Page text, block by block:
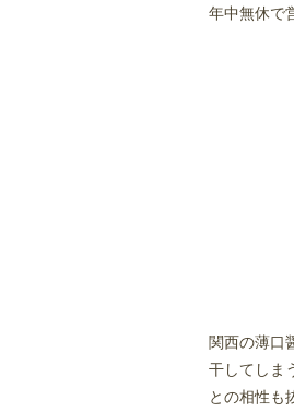
年中無休で
関西の薄口
干してしま
との相性も